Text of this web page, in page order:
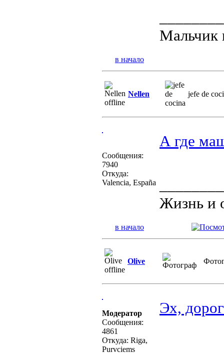
Мальчик
в начало
Nellen jefe de
Сообщения:
7940
Откуда:
Valencia, España
А где
Жизнь и
в начало
Olive
Модератор
Сообщения:
4861
Откуда: Riga,
Purvciems
Эх,